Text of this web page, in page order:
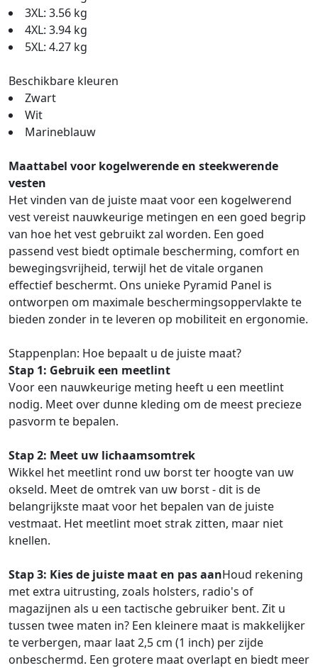
3XL: 3.56 kg
4XL: 3.94 kg
5XL: 4.27 kg
Beschikbare kleuren
Zwart
Wit
Marineblauw
Maattabel voor kogelwerende en steekwerende
vesten
Het vinden van de juiste maat voor een kogelwerend
vest vereist nauwkeurige metingen en een goed begrip
van hoe het vest gebruikt zal worden. Een goed
passend vest biedt optimale bescherming, comfort en
bewegingsvrijheid, terwijl het de vitale organen
effectief beschermt. Ons unieke Pyramid Panel is
ontworpen om maximale beschermingsoppervlakte te
bieden zonder in te leveren op mobiliteit en ergonomie.
Stappenplan: Hoe bepaalt u de juiste maat?
Stap 1: Gebruik een meetlint
Voor een nauwkeurige meting heeft u een meetlint
nodig. Meet over dunne kleding om de meest precieze
pasvorm te bepalen.
Stap 2: Meet uw lichaamsomtrek
Wikkel het meetlint rond uw borst ter hoogte van uw
okseld. Meet de omtrek van uw borst - dit is de
belangrijkste maat voor het bepalen van de juiste
vestmaat. Het meetlint moet strak zitten, maar niet
knellen.
Stap 3: Kies de juiste maat en pas aanHoud rekening
met extra uitrusting, zoals holsters, radio's of
magazijnen als u een tactische gebruiker bent. Zit u
tussen twee maten in? Een kleinere maat is makkelijker
te verbergen, maar laat 2,5 cm (1 inch) per zijde
onbeschermd. Een grotere maat overlapt en biedt meer